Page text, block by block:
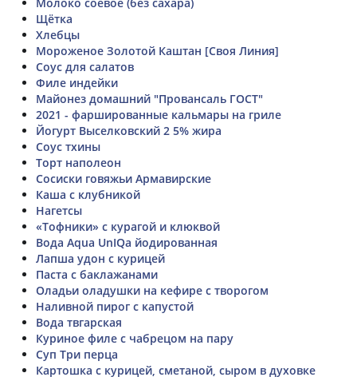
Щётка
Хлебцы
Мороженое Золотой Каштан [Своя Линия]
Соус для салатов
Филе индейки
Майонез домашний "Провансаль ГОСТ"
2021 - фаршированные кальмары на гриле
Йогурт Выселковский 2 5% жира
Соус тхины
Торт наполеон
Сосиски говяжьи Армавирские
Каша с клубникой
Нагетсы
«Тофники» с курагой и клюквой
Вода Aqua UnIQa йодированная
Лапша удон с курицей
Паста с баклажанами
Оладьи оладушки на кефире с творогом
Наливной пирог с капустой
Вода твгарская
Куриное филе с чабрецом на пару
Суп Три перца
Картошка с курицей, сметаной, сыром в духовке